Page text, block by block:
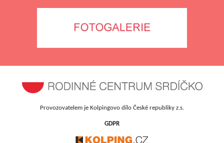
Provozovatelem je Kolpingovo dílo České republiky z.s.
GDPR